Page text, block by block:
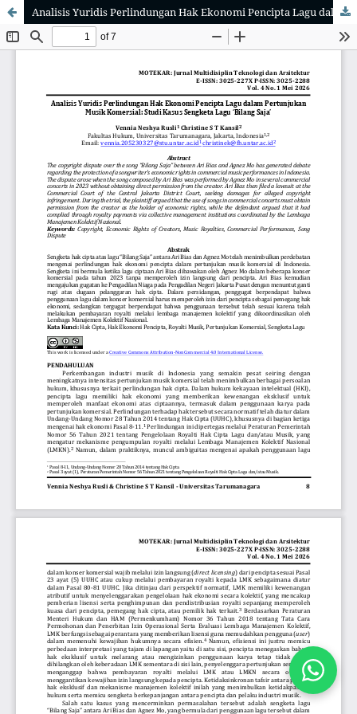
Analisis Yuridis Perlindungan Hak Ekonomi Pencipta Lagu dalam Pertunjukan Musik Komersial: Studi Kasus Sengketa Lagu ‘Bilang Saja’